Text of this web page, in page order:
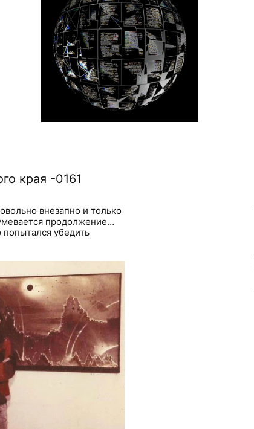
края -0161
внезапно и только
продолжение…
убедить